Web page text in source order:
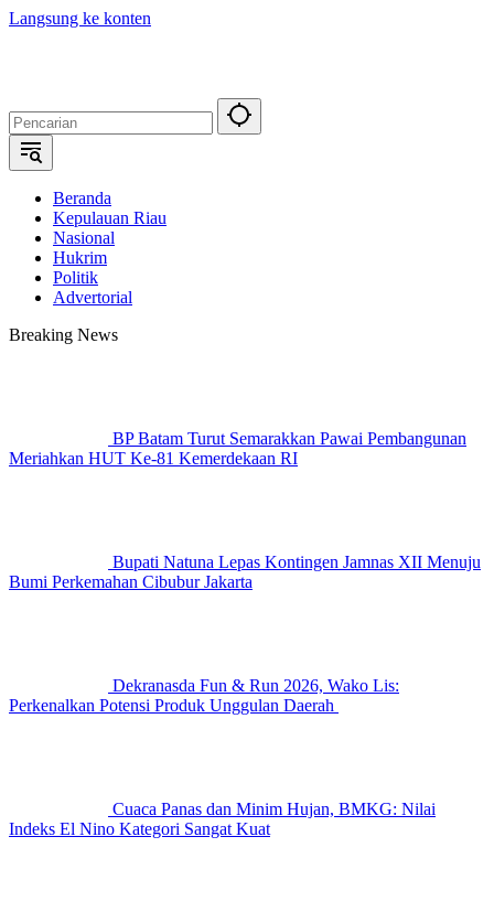
Langsung ke konten
Beranda
Kepulauan Riau
Nasional
Hukrim
Politik
Advertorial
Breaking News
BP Batam Turut Semarakkan Pawai Pembangunan
Meriahkan HUT Ke-81 Kemerdekaan RI
Bupati Natuna Lepas Kontingen Jamnas XII Menuju
Bumi Perkemahan Cibubur Jakarta
Dekranasda Fun & Run 2026, Wako Lis:
Perkenalkan Potensi Produk Unggulan Daerah
Cuaca Panas dan Minim Hujan, BMKG: Nilai
Indeks El Nino Kategori Sangat Kuat